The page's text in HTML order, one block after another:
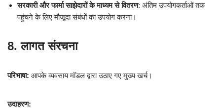
सरकारी और फार्मा साझेदारों के माध्यम से वितरण: अंतिम उपयोगकर्ताओं तक
पहुंचने के लिए मौजूदा संबंधों का उपयोग करना।
8. लागत संरचना
परिभाषा: आपके व्यवसाय मॉडल द्वारा उठाए गए मुख्य खर्च।
उदाहरण: